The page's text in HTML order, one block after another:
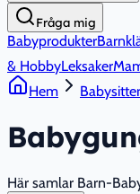
Fråga mig
Babyprodukter
& HobbyLeksaker
Hem
Här samlar Barn-